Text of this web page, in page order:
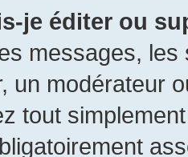
je éditer ou
messages,
un modérateur
tout